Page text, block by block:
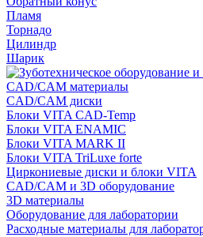
Пламя
Торнадо
Цилиндр
Шарик
CAD/CAM материалы
CAD/CAM диски
Блоки VITA CAD-Temp
Блоки VITA ENAMIC
Блоки VITA MARK II
Блоки VITA TriLuxe forte
Циркониевые диски и блоки VITA
CAD/CAM и 3D оборудование
3D материалы
Оборудование для лаборатории
Расходные материалы для